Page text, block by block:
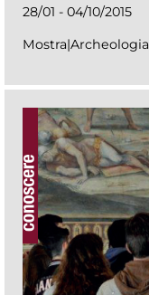
28/01 - 04/10/2015
Mostra|Archeologia